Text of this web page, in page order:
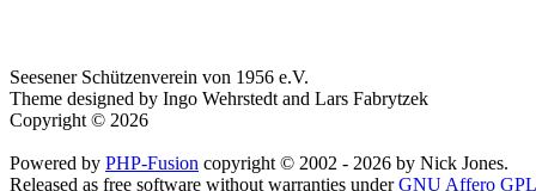
Seesener Schützenverein von 1956 e.V.
Theme designed by Ingo Wehrstedt and Lars Fabrytzek
Copyright © 2026
Powered by PHP-Fusion copyright © 2002 - 2026 by Nick Jones.
Released as free software without warranties underGNU Affero GPL